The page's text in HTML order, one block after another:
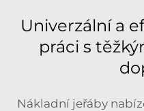
Univerzální a
práci s
Nákladní jeřáby